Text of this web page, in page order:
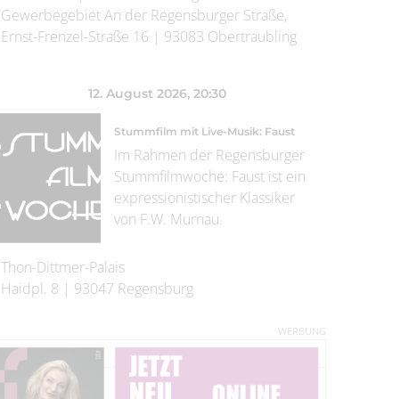
Gewerbegebiet An der Regensburger Straße,
Ernst-Frenzel-Straße 16 | 93083 Obertraubling
12. August 2026, 20:30
Stummfilm mit Live-Musik: Faust
Im Rahmen der Regensburger
Stummfilmwoche: Faust ist ein
expressionistischer Klassiker
von F.W. Murnau.
Thon-Dittmer-Palais
Haidpl. 8 | 93047 Regensburg
WERBUNG